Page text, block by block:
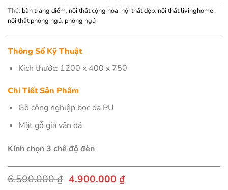
Thẻ: bàn trang điểm, nội thất cộng hòa, nội thất đẹp, nội thất livinghome,
nội thất phòng ngủ, phòng ngủ
Thông Số Kỹ Thuật
Kích thước: 1200 x 400 x 750
Chi Tiết Sản Phẩm
Gỗ công nghiệp bọc da PU
Mặt gỗ giả vân đá
Kính chọn 3 chế độ đèn
6.500.000₫ Giá
4.900.000 ₫Giá